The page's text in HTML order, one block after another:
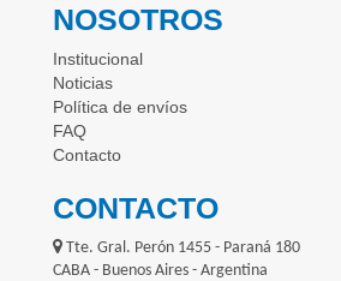
NOSOTROS
Institucional
Noticias
Política de envíos
FAQ
Contacto
CONTACTO
Tte. Gral. Perón 1455 - Paraná 180
CABA - Buenos Aires - Argentina